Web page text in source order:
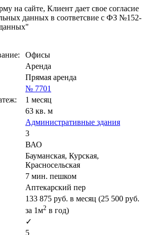
на сайте, Клиент дает свое согласие
данных в соответсвие с ФЗ №152-
Офисы
Аренда
Прямая аренда
№ 7701
1 месяц
63 кв. м
Административные здания
3
ВАО
Бауманская, Курская,
Красносельская
7 мин. пешком
Аптекарский пер
133 875 руб. в месяц (25 500 руб.
за 1м2 в год)
✓
5